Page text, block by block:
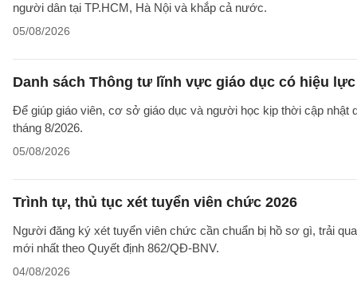
người dân tại TP.HCM, Hà Nội và khắp cả nước.
05/08/2026
Danh sách Thông tư lĩnh vực giáo dục có hiệu
Để giúp giáo viên, cơ sở giáo dục và người học kịp thời cập
tháng 8/2026.
05/08/2026
Trình tự, thủ tục xét tuyển viên chức 2026
Người đăng ký xét tuyển viên chức cần chuẩn bị hồ sơ gì, trải
mới nhất theo Quyết định 862/QĐ-BNV.
04/08/2026